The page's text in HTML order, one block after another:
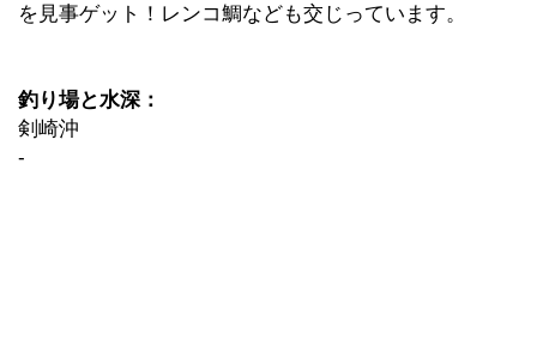
を見事ゲット！レンコ鯛なども交じっています。
釣り場と水深：
剣崎沖
-